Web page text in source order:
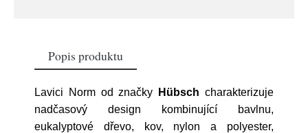
Popis produktu
Lavici Norm od značky Hübsch charakterizuje
nadčasový design kombinující bavlnu,
eukalyptové dřevo, kov, nylon a polyester,